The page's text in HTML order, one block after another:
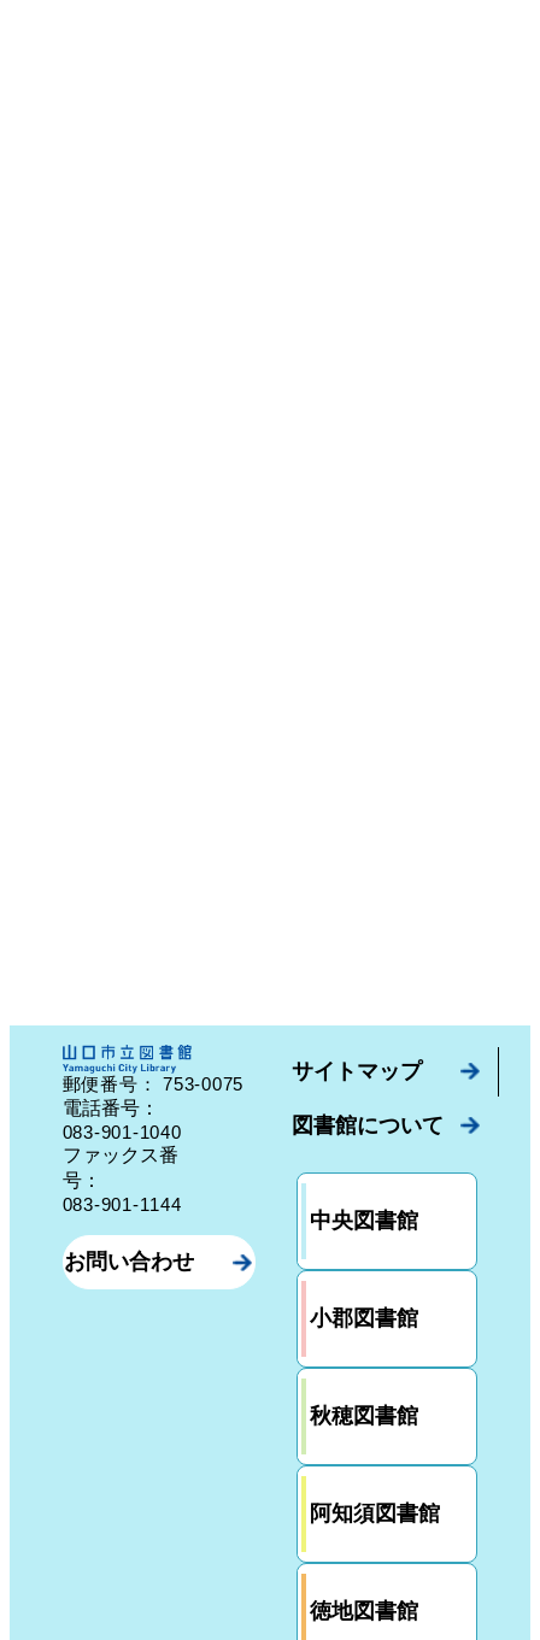
郵便番号：753-0075 山口県山口市中園町７番７号
電話番号：
083-901-1040
ファックス番
号：
083-901-1144
お問い合わせ
サイトマップ
図書館について
中央図書館
小郡図書館
秋穂図書館
阿知須図書館
徳地図書館